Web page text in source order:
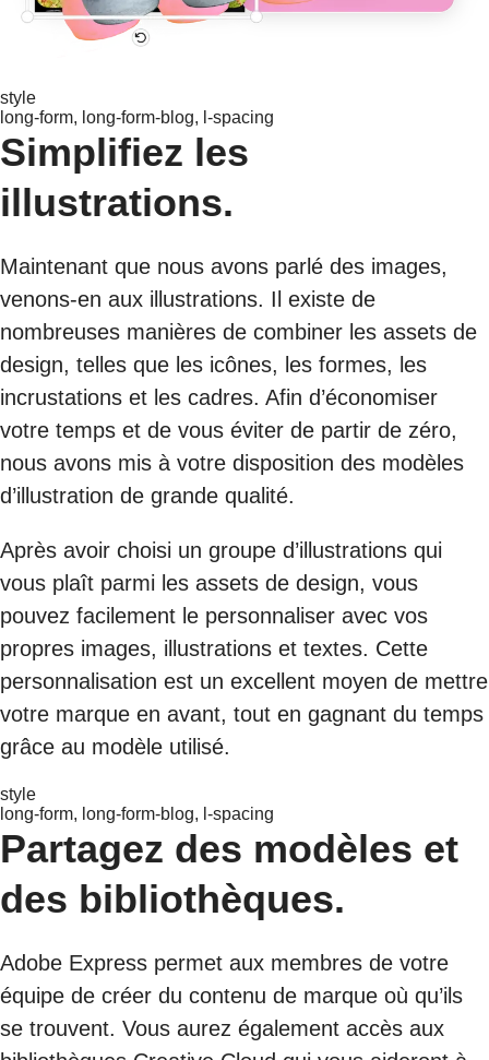
style
long-form, long-form-blog, l-spacing
Simplifiez les
illustrations.
Maintenant que nous avons parlé des images,
venons-en aux illustrations. Il existe de
nombreuses manières de combiner les assets de
design, telles que les icônes, les formes, les
incrustations et les cadres. Afin d’économiser
votre temps et de vous éviter de partir de zéro,
nous avons mis à votre disposition des modèles
d’illustration de grande qualité.
Après avoir choisi un groupe d’illustrations qui
vous plaît parmi les assets de design, vous
pouvez facilement le personnaliser avec vos
propres images, illustrations et textes. Cette
personnalisation est un excellent moyen de mettre
votre marque en avant, tout en gagnant du temps
grâce au modèle utilisé.
style
long-form, long-form-blog, l-spacing
Partagez des modèles et
des bibliothèques.
Adobe Express permet aux membres de votre
équipe de créer du contenu de marque où qu’ils
se trouvent. Vous aurez également accès aux